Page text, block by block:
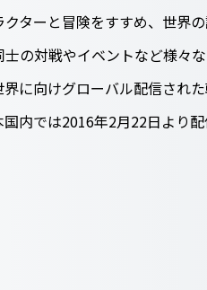
ターと冒険をすすめ、世界の
の対戦やイベントなど様々
に向けグローバル配信さ
内では2016年2月22日より配